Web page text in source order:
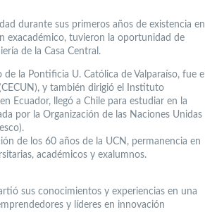
durante sus primeros años de existencia en
exacadémico, tuvieron la oportunidad de
de la Casa Central.
la Pontificia U. Católica de Valparaíso, fue el
y también dirigió el Instituto
Ecuador, llegó a Chile para estudiar en la
por la Organización de las Naciones Unidas
de los 60 años de la UCN, permanencia en
académicos y exalumnos.
sus conocimientos y experiencias en una
y líderes en innovación